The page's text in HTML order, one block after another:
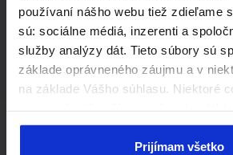
používaní nášho webu tiež zdieľame
sú: sociálne médiá, inzerenti a
služby analýzy dát. Tieto súbory sú
základe oprávneného záujmu a v
na základe Vášho súhlasu. Niektoré
nájdete nižšie. Kliknutím na
s naším používaním všetkých vyššie
Prijímam všetko
neváhajte nás kontaktovať.
Radi vám pripravíme
cenovú ponuku.